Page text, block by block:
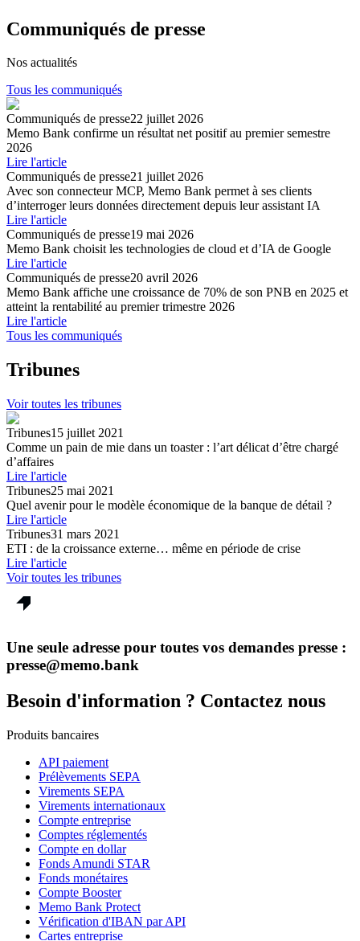
Communiqués de presse
Nos actualités
Tous les communiqués
Communiqués de presse22 juillet 2026
Memo Bank confirme un résultat net positif au premier semestre
2026
Lire l'article
Communiqués de presse21 juillet 2026
Avec son connecteur MCP, Memo Bank permet à ses clients
dʼinterroger leurs données directement depuis leur assistant IA
Lire l'article
Communiqués de presse19 mai 2026
Memo Bank choisit les technologies de cloud et d’IA de Google
Lire l'article
Communiqués de presse20 avril 2026
Memo Bank affiche une croissance de 70% de son PNB en 2025 et
atteint la rentabilité au premier trimestre 2026
Lire l'article
Tous les communiqués
Tribunes
Voir toutes les tribunes
Tribunes15 juillet 2021
Comme un pain de mie dans un toaster : l’art délicat d’être chargé
d’affaires
Lire l'article
Tribunes25 mai 2021
Quel avenir pour le modèle économique de la banque de détail ?
Lire l'article
Tribunes31 mars 2021
ETI : de la croissance externe… même en période de crise
Lire l'article
Voir toutes les tribunes
Une seule adresse pour toutes vos demandes presse :
presse@memo.bank
Besoin d'information ? Contactez nous
Produits bancaires
API paiement
Prélèvements SEPA
Virements SEPA
Virements internationaux
Compte entreprise
Comptes réglementés
Compte en dollar
Fonds Amundi STAR
Fonds monétaires
Compte Booster
Memo Bank Protect
Vérification d'IBAN par API
Cartes entreprise